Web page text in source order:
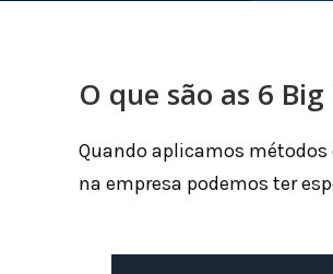
O que são as 6 Big
Quando aplicamos
na empresa podemos ter